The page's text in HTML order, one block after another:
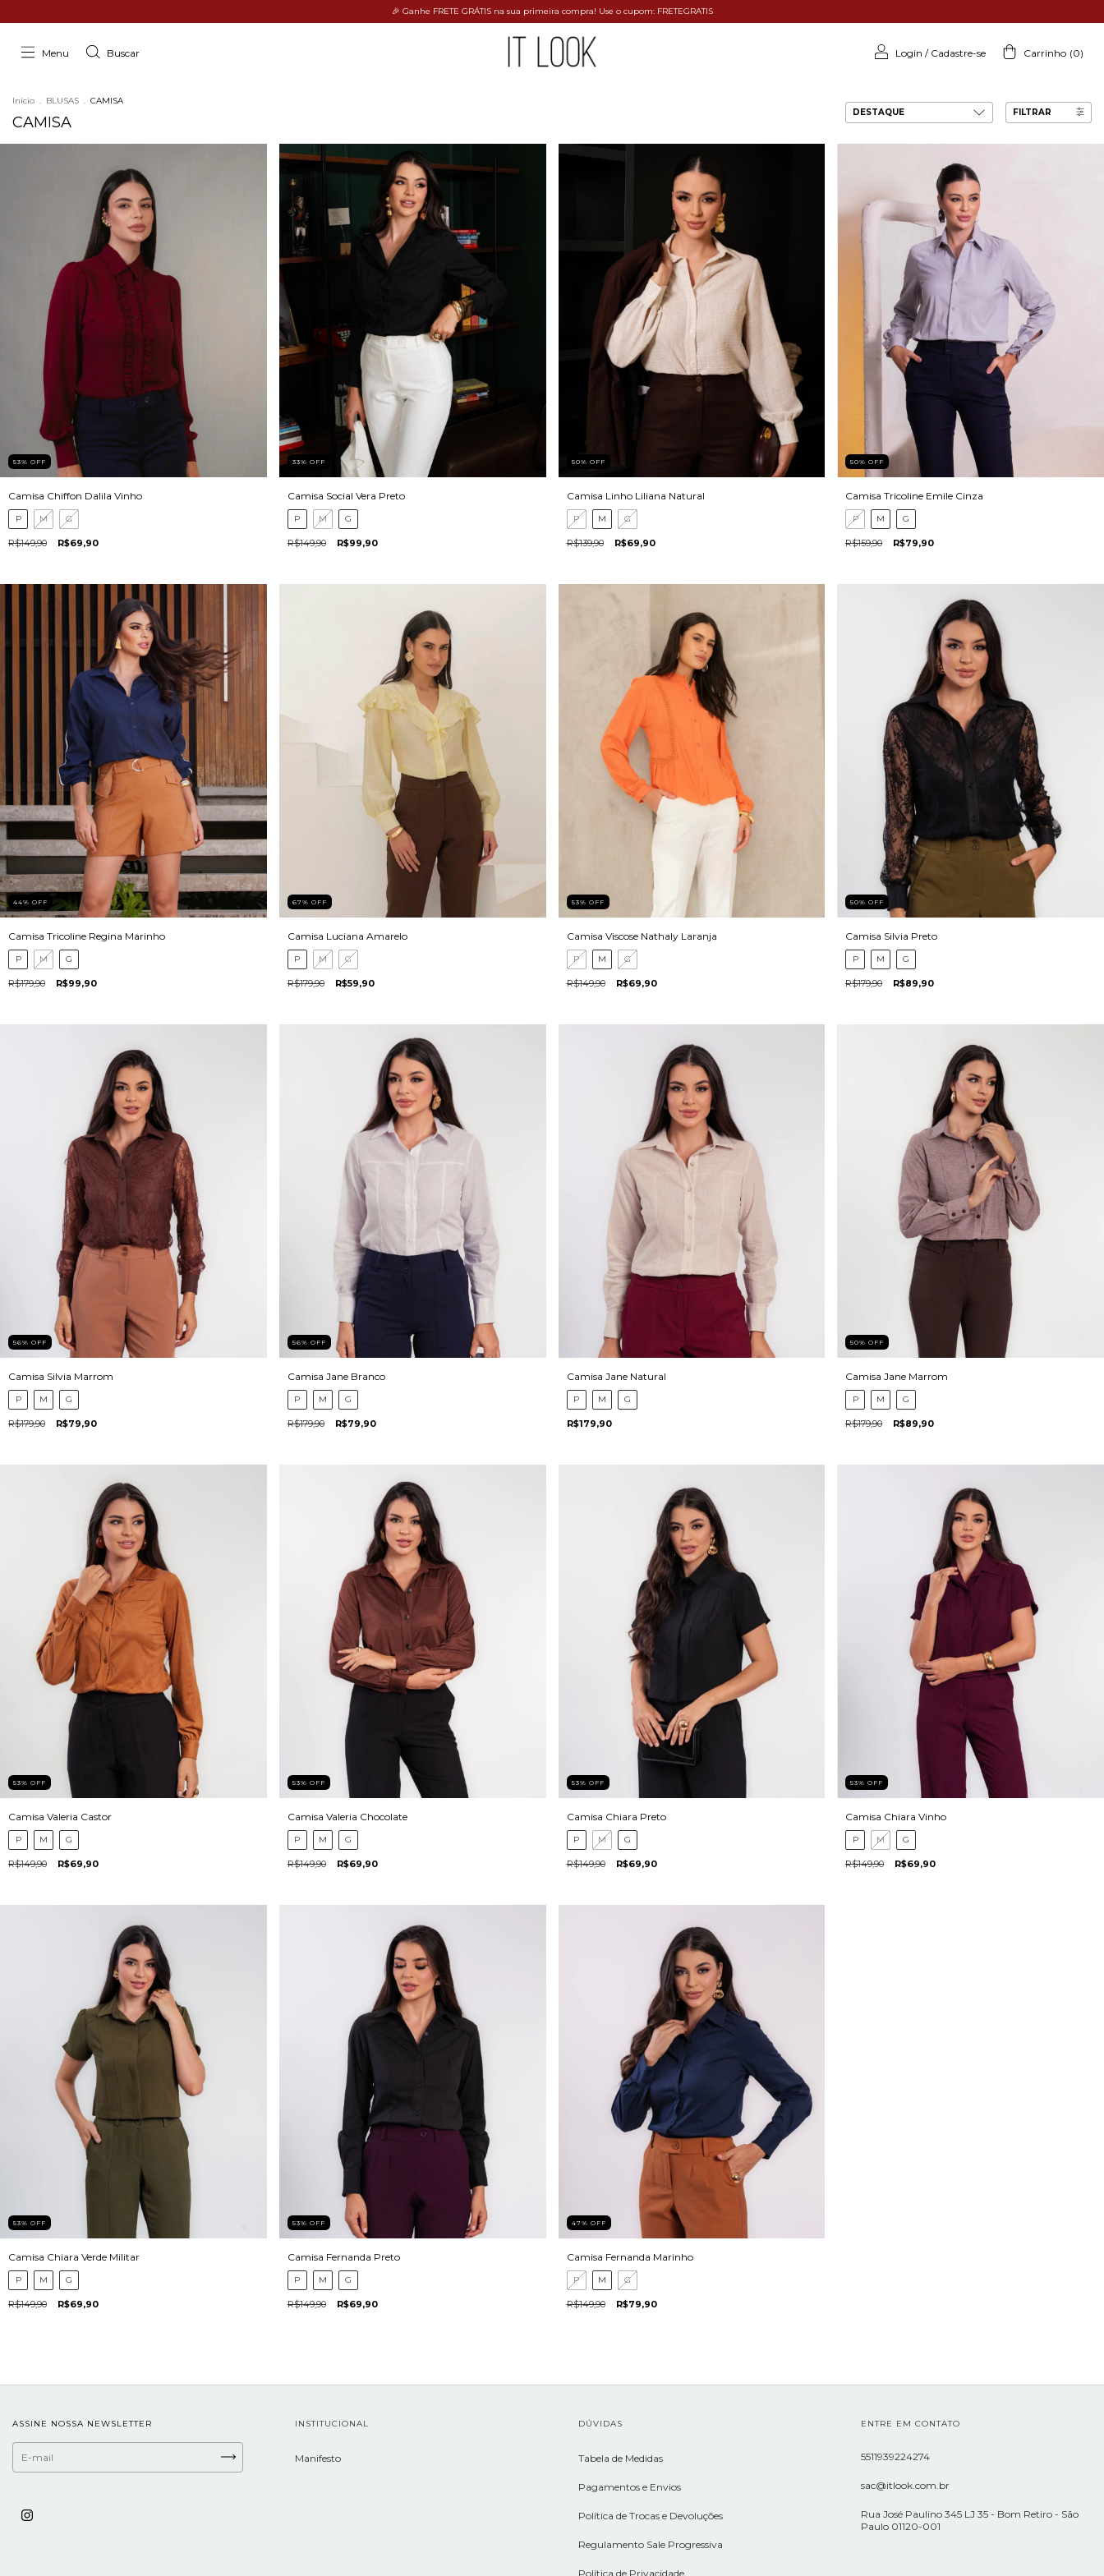
🎉 Ganhe FRETE GRÁTIS na sua primeira compra! Use o cupom: FRETEGRATIS
Menu Buscar Login / Cadastre-se Carrinho (0)
Início . BLUSAS . CAMISA
CAMISA
FILTRAR
53% OFF
Camisa Chiffon Dalila Vinho
P M G
R$149,90 R$69,90
33% OFF
Camisa Social Vera Preto
P M G
R$149,90 R$99,90
50% OFF
Camisa Linho Liliana Natural
P M G
R$139,90 R$69,90
50%OFF
Camisa Tricoline Emile Cinza
P M G
R$159,90 R$79,90
44% OFF
Camisa Tricoline Regina Marinho
P M G
R$179,90 R$99,90
67% OFF
Camisa Luciana Amarelo
P M G
R$179,90 R$59,90
53% OFF
Camisa Viscose Nathaly Laranja
P M G
R$149,90 R$69,90
50%OFF
Camisa Silvia Preto
P M G
R$179,90 R$89,90
56% OFF
Camisa Silvia Marrom
P M G
R$179,90 R$79,90
56% OFF
Camisa Jane Branco
P M G
R$179,90 R$79,90
Camisa Jane Natural
P M G
R$179,90
50%OFF
Camisa Jane Marrom
P M G
R$179,90 R$89,90
53% OFF
Camisa Valeria Castor
P M G
R$149,90 R$69,90
53% OFF
Camisa Valeria Chocolate
P M G
R$149,90 R$69,90
53% OFF
Camisa Chiara Preto
P M G
R$149,90 R$69,90
53%OFF
Camisa Chiara Vinho
P M G
R$149,90 R$69,90
53% OFF
Camisa Chiara Verde Militar
P M G
R$149,90 R$69,90
53% OFF
Camisa Fernanda Preto
P M G
R$149,90 R$69,90
47% OFF
Camisa Fernanda Marinho
P M G
R$149,90 R$79,90
ASSINE NOSSA NEWSLETTER INSTITUCIONAL
Manifesto
DÚVIDAS
Tabela de Medidas
Pagamentos e Envios
Política de Trocas e Devoluções
Regulamento Sale Progressiva
Política de Privacidade
ENTRE EM CONTATO
5511939224274
sac@itlook.com.br
Rua José Paulino 345 LJ 35 - Bom Retiro - São
Paulo 01120-001